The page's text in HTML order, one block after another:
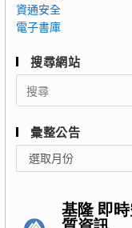
資通安全
電子書庫
搜尋網站
Search
for:
彙整公告
整
選取月份